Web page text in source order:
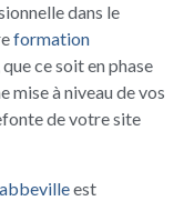
dans le
formation
ce soit en phase
mise à niveau de vos
de votre site
est